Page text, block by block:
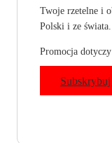
Twoje rzetelne i
Polski i ze świata.
Promocja